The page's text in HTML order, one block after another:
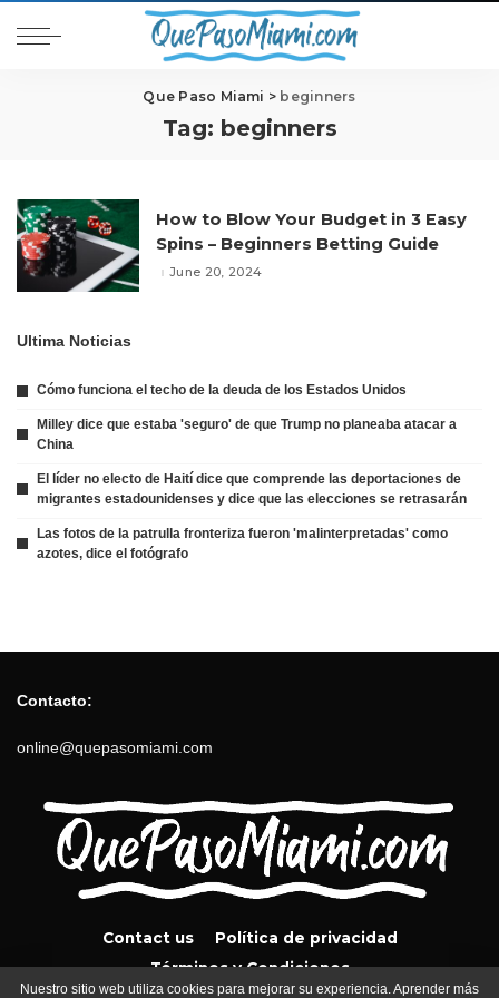
Que Paso Miami > beginners
Tag: beginners
How to Blow Your Budget in 3 Easy
Spins – Beginners Betting Guide
June 20, 2024
Ultima Noticias
Cómo funciona el techo de la deuda de los Estados Unidos
Milley dice que estaba 'seguro' de que Trump no planeaba atacar a
China
El líder no electo de Haití dice que comprende las deportaciones de
migrantes estadounidenses y dice que las elecciones se retrasarán
Las fotos de la patrulla fronteriza fueron 'malinterpretadas' como
azotes, dice el fotógrafo
Contacto:
online@quepasomiami.com
Contact us
Política de privacidad
Términos y Condiciones
Nuestro sitio web utiliza cookies para mejorar su experiencia. Aprender más